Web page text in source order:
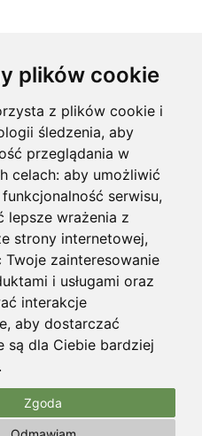
plików cookie
z plików cookie i
śledzenia, aby
przeglądania w
celach: aby umożliwić
serwisu,
lepsze wrażenia z
strony internetowej,
zainteresowanie
i usługami oraz
interakcje
, aby dostarczać
są dla Ciebie bardziej
Zgoda
zastrzeżone. Designed by
interactive
na: